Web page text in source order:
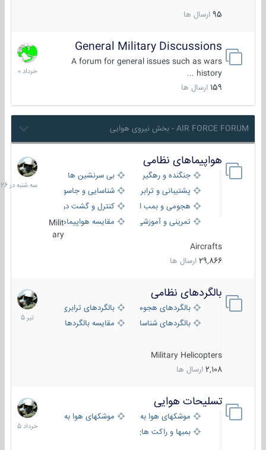
95 ارسال ها
General Military Discussions
A forum for general issues such as wars
history ...
159 ارسال ها
10
خرداد
1400
AIR FORCE FORUM - بخش نیروی هوایی
هواپیماهای نظامی
جنگنده و رهگیر
بی سرنشین ها
پشتیبانی و ترابری
شناسایی و جاسوسی
هجومی و بمب افکن
کنترل و گشت دریایی
تمرینی و آموزشی
مقایسه هواپیماهاMilit
ary
Aircrafts
29,866 ارسال ها
سه
شنبه
در
بالگردهای نظامی
بالگردهای هجومی
بالگردهای ترابری
بالگردهای شناسایی
مقایسه بالگردها
Military Helicopters
2,108 ارسال ها
22
تیر
1405
تسلیحات هوایی
موشکهای هوا به هوا
موشکهای هوا به سطح
بمبها و راکت های هوایی
30
خرداد
1405